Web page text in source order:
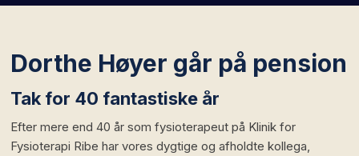
Dorthe Høyer går på pension
Tak for 40 fantastiske år
Efter mere end 40 år som fysioterapeut på Klinik for
Fysioterapi Ribe har vores dygtige og afholdte kollega,